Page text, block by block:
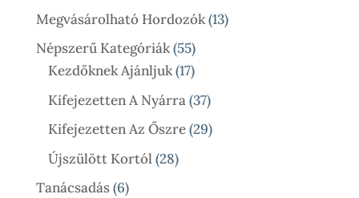
Termék
Megvásárolható Hordozók 1313
Népszerű Kategóriák 5555
Termék
Kezdőknek Ajánljuk 1717
Termék
Kifejezetten A Nyárra 3737
Termék
Kifejezetten Az Őszre 2929
Újszülött Kortól 2828
Tanácsadás 66